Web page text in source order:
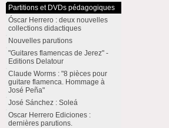
Partitions et DVDs pédagogiques
Óscar Herrero : deux nouvelles
collections didactiques
Nouvelles parutions
"Guitares flamencas de Jerez" -
Editions Delatour
Claude Worms : "8 pièces pour
guitare flamenca. Hommage à
José Peña"
José Sánchez : Soleá
Oscar Herrero Ediciones :
dernières parutions.